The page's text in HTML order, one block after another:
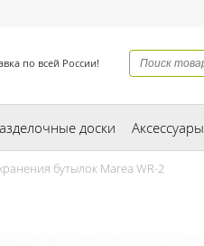
по всей России!
доски Аксессуары
бутылок Marea WR-2